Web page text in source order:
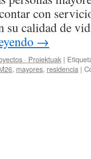
con
su calidad de
→
· Proiektuak |
, mayores, residencia |